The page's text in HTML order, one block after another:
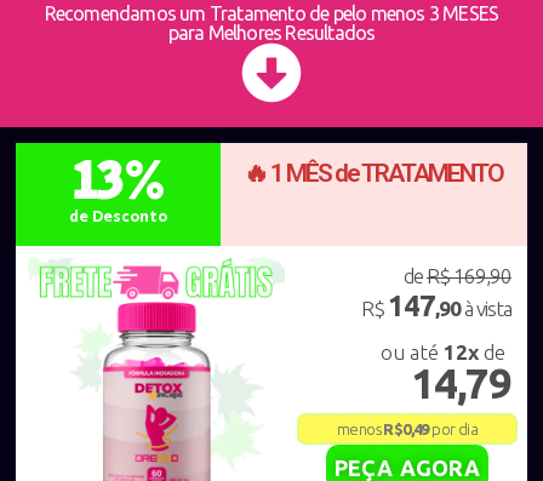
Recomendamos um Tratamento de pelo menos 3 MESES
para Melhores Resultados
13%
de Desconto
🔥 1 MÊS de TRATAMENTO
deR$ 169,90
R$ 147,90à vista
ou até 12xde
14,79
menosR$0,49por dia
PEÇA AGORA